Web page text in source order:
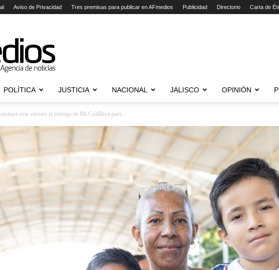
Aviso de Privacidad Tres premisas para publicar en AFmedios Publicidad Directorio Carta de
POLÍTICA JUSTICIA NACIONAL JALISCO OPINIÓN
este viernes la entrega de Mi ColiBeca para...